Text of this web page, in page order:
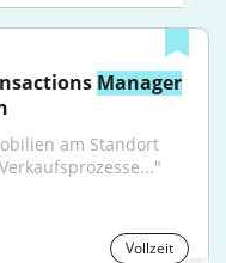
Manager
Vollzeit